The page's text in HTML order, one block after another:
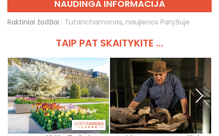
NAUDINGA INFORMACIJA
Raktiniai žodžiai : Tutanchamonas, naujienos Paryžiuje
TAIP PAT SKAITYKITE ...